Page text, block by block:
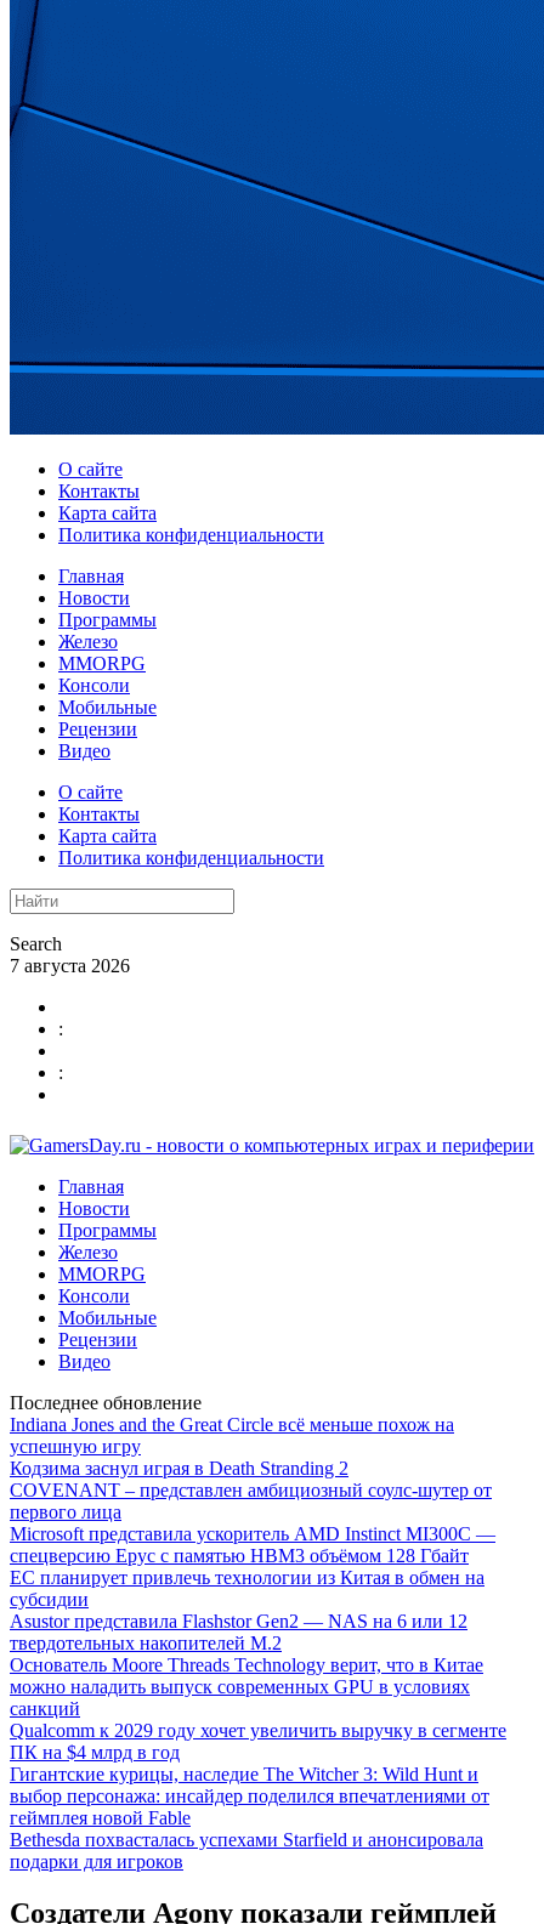
О сайте
Контакты
Карта сайта
Политика конфиденциальности
Главная
Новости
Программы
Железо
MMORPG
Консоли
Мобильные
Рецензии
Видео
О сайте
Контакты
Карта сайта
Политика конфиденциальности
Search
7 августа 2026
:
:
Главная
Новости
Программы
Железо
MMORPG
Консоли
Мобильные
Рецензии
Видео
Последнее обновление
Indiana Jones and the Great Circle всё меньше похож на
успешную игру
Кодзима заснул играя в Death Stranding 2
COVENANT – представлен амбициозный соулс-шутер от
первого лица
Microsoft представила ускоритель AMD Instinct MI300C —
спецверсию Epyc с памятью HBM3 объёмом 128 Гбайт
ЕС планирует привлечь технологии из Китая в обмен на
субсидии
Asustor представила Flashstor Gen2 — NAS на 6 или 12
твердотельных накопителей M.2
Основатель Moore Threads Technology верит, что в Китае
можно наладить выпуск современных GPU в условиях
санкций
Qualcomm к 2029 году хочет увеличить выручку в сегменте
ПК на $4 млрд в год
Гигантские курицы, наследие The Witcher 3: Wild Hunt и
выбор персонажа: инсайдер поделился впечатлениями от
геймплея новой Fable
Bethesda похвасталась успехами Starfield и анонсировала
подарки для игроков
Создатели Agony показали геймплей